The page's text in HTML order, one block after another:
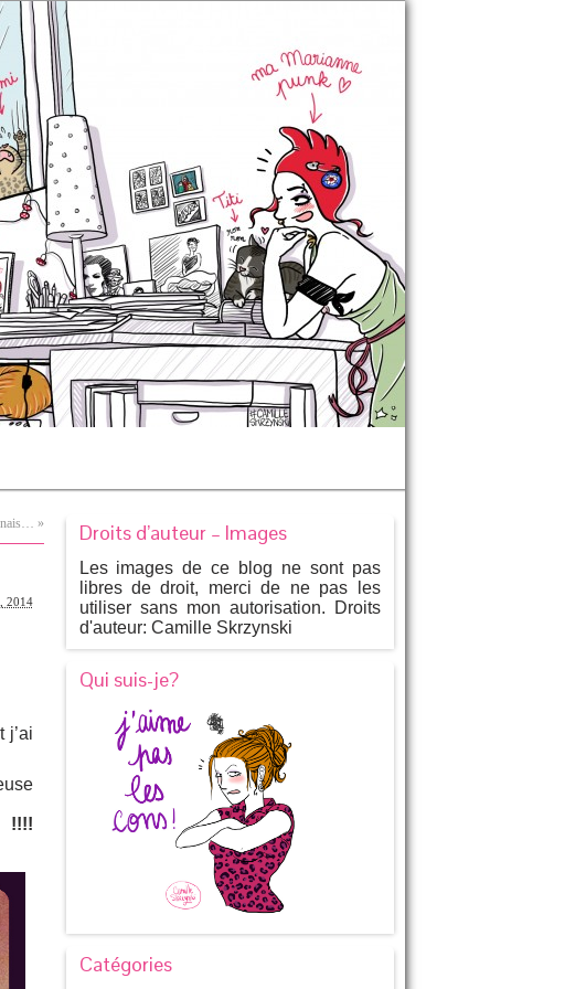
»
2014
j’ai
!!!!
Droits d’auteur – Images
Les images de ce blog ne sont pas
libres de droit, merci de ne pas les
utiliser sans mon autorisation. Droits
d'auteur: Camille Skrzynski
Qui suis-je?
Catégories